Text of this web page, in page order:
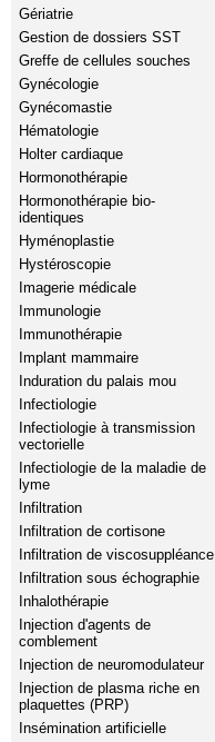
Gériatrie
Gestion de dossiers SST
Greffe de cellules souches
Gynécologie
Gynécomastie
Hématologie
Holter cardiaque
Hormonothérapie
Hormonothérapie bio-
identiques
Hyménoplastie
Hystéroscopie
Imagerie médicale
Immunologie
Immunothérapie
Implant mammaire
Induration du palais mou
Infectiologie
Infectiologie à transmission
vectorielle
Infectiologie de la maladie de
lyme
Infiltration
Infiltration de cortisone
Infiltration de viscosuppléance
Infiltration sous échographie
Inhalothérapie
Injection d'agents de
comblement
Injection de neuromodulateur
Injection de plasma riche en
plaquettes (PRP)
Insémination artificielle